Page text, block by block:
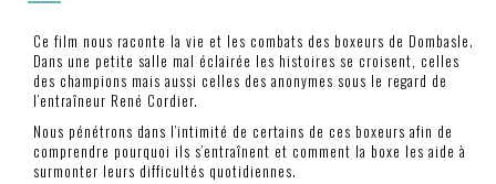
Ce film nous raconte la vie et les combats des boxeurs de Dombasle.
Dans une petite salle mal éclairée les histoires se croisent, celles
des champions mais aussi celles des anonymes sous le regard de
l’entraîneur René Cordier.
Nous pénétrons dans l’intimité de certains de ces boxeurs afin de
comprendre pourquoi ils s’entraînent et comment la boxe les aide à
surmonter leurs difficultés quotidiennes.